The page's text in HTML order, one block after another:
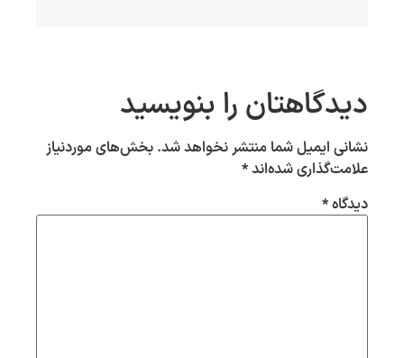
دیدگاهتان را بنویسید
نشانی ایمیل شما منتشر نخواهد شد. بخش‌های موردنیاز
علامت‌گذاری شده‌اند*
دیدگاه*